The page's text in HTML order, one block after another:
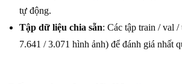
tự động.
Tập dữ liệu chia sẵn: Các tập train / val
7.641 / 3.071 hình ảnh) để đánh giá nhất